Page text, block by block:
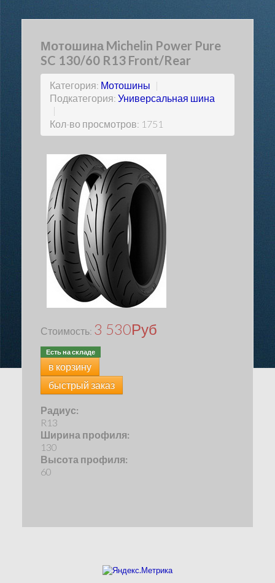
Мотошина Michelin Power Pure
SC 130/60 R13 Front/Rear
Категория: Мотошины |
Подкатегория: Универсальная шина
|
Кол-во просмотров: 1751
Стоимость: 3 530Руб
Есть на складе
в корзину
быстрый заказ
Радиус:
R13
Ширина профиля:
130
Высота профиля:
60